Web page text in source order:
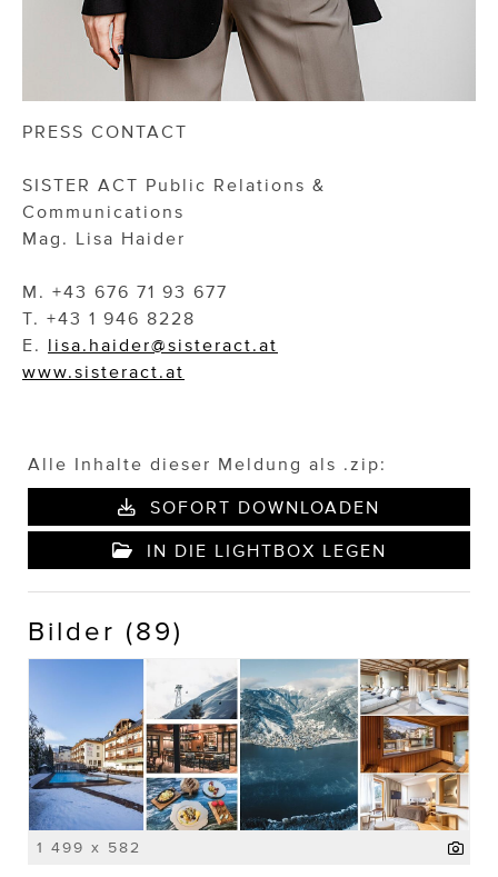
PRESS CONTACT
SISTER ACT Public Relations &
Communications
Mag. Lisa Haider
M. +43 676 71 93 677
T. +43 1 946 8228
E. lisa.haider@sisteract.at
www.sisteract.at
Alle Inhalte dieser Meldung als .zip:
SOFORT DOWNLOADEN
IN DIE LIGHTBOX LEGEN
Bilder (89)
1 499 x 582